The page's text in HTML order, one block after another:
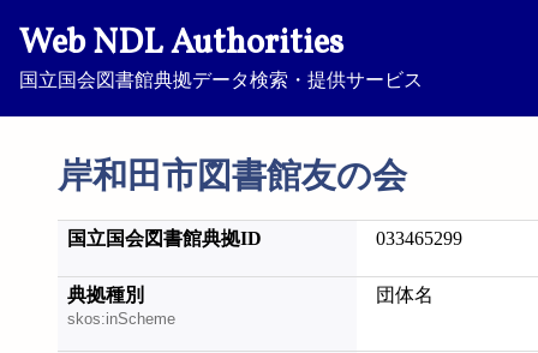
Web NDL Authorities
国立国会図書館典拠データ検索・提供サービス
岸和田市図書館友の会
国立国会図書館典拠ID 033465299
典拠種別
skos:inScheme
団体名